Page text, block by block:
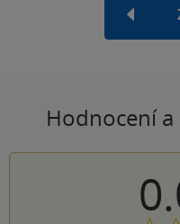
Hodnocení a